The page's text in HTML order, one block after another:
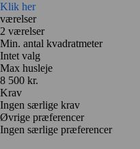
Klik her
værelser
2 værelser
Min. antal kvadratmeter
Intet valg
Max husleje
8 500 kr.
Krav
Ingen særlige krav
Øvrige præferencer
Ingen særlige præferencer